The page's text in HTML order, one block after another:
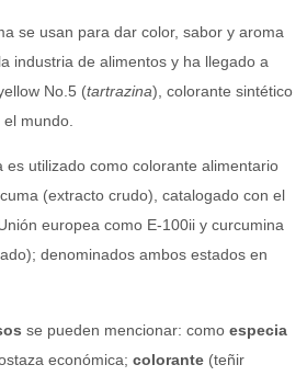
se usan para dar color, sabor y aroma
industria de alimentos y ha llegado a
No.5 (tartrazina), colorante sintético
mundo.
es utilizado como colorante alimentario
(extracto crudo), catalogado con el
europea como E-100ii y curcumina
denominados ambos estados en
se pueden mencionar: como especia
económica; colorante (teñir